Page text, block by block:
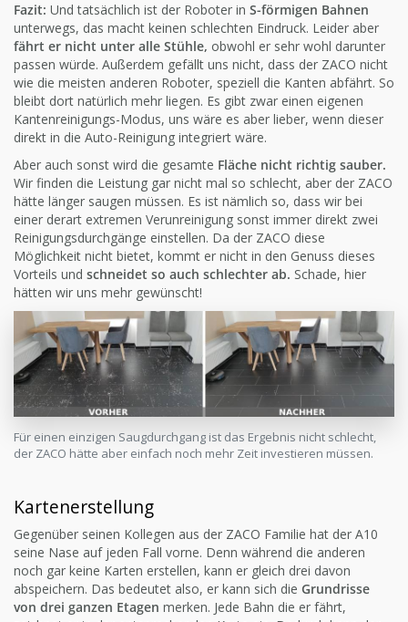
Fazit: Und tatsächlich ist der Roboter in S-förmigen Bahnen
unterwegs, das macht keinen schlechten Eindruck. Leider aber
fährt er nicht unter alle Stühle, obwohl er sehr wohl darunter
passen würde. Außerdem gefällt uns nicht, dass der ZACO nicht
wie die meisten anderen Roboter, speziell die Kanten abfährt. So
bleibt dort natürlich mehr liegen. Es gibt zwar einen eigenen
Kantenreinigungs-Modus, uns wäre es aber lieber, wenn dieser
direkt in die Auto-Reinigung integriert wäre.
Aber auch sonst wird die gesamte Fläche nicht richtig sauber.
Wir finden die Leistung gar nicht mal so schlecht, aber der ZACO
hätte länger saugen müssen. Es ist nämlich so, dass wir bei
einer derart extremen Verunreinigung sonst immer direkt zwei
Reinigungsdurchgänge einstellen. Da der ZACO diese
Möglichkeit nicht bietet, kommt er nicht in den Genuss dieses
Vorteils und schneidet so auch schlechter ab. Schade, hier
hätten wir uns mehr gewünscht!
Für einen einzigen Saugdurchgang ist das Ergebnis nicht schlecht,
der ZACO hätte aber einfach noch mehr Zeit investieren müssen.
Kartenerstellung
Gegenüber seinen Kollegen aus der ZACO Familie hat der A10
seine Nase auf jeden Fall vorne. Denn während die anderen
noch gar keine Karten erstellen, kann er gleich drei davon
abspeichern. Das bedeutet also, er kann sich die Grundrisse
von drei ganzen Etagen merken. Jede Bahn die er fährt,